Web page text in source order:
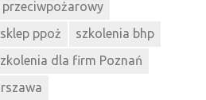
sklep ppoż
szkolenia bhp
dla firm Poznań